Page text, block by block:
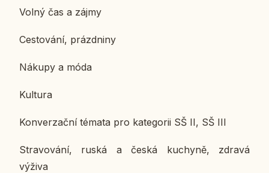
Volný čas a zájmy
Ces­to­vá­ní, prázd­ni­ny
Nákupy a móda
Kul­tu­ra
Kon­ver­zač­ní témata pro ka­te­go­rii SŠ II, SŠ III
Stra­vo­vá­ní, ruská a česká ku­chy­ně, zdravá
výživa